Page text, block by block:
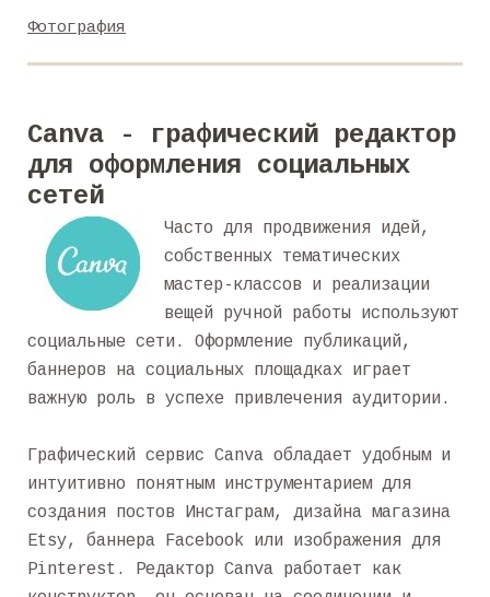
Фотография
Canva - графический редактор
для оформления социальных
сетей
Часто для продвижения идей,
собственных тематических
мастер-классов и реализации
вещей ручной работы используют
социальные сети. Оформление публикаций,
баннеров на социальных площадках играет
важную роль в успехе привлечения аудитории.
Графический сервис Canva обладает удобным и
интуитивно понятным инструментарием для
создания постов Инстаграм, дизайна магазина
Etsy, баннера Facebook или изображения для
Pinterest. Редактор Canva работает как